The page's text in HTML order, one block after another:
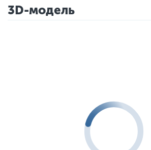
3D-модель